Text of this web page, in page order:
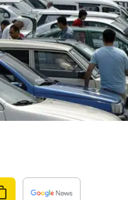
Bolu
Burdur
Bursa
Çanakkale
Denizli